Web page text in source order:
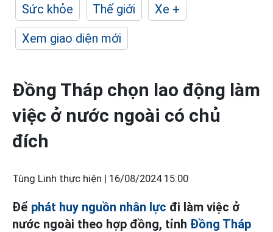
Sức khỏe
Thế giới
Xe +
Xem giao diện mới
Đồng Tháp chọn lao động làm
việc ở nước ngoài có chủ
đích
Tùng Linh thực hiện | 16/08/2024 15:00
Để phát huy nguồn nhân lực đi làm việc ở
nước ngoài theo hợp đồng, tỉnh Đồng Tháp